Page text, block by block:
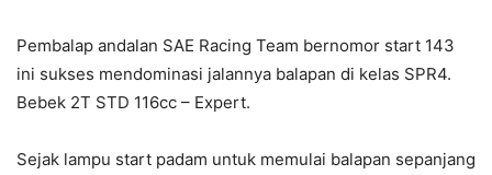
Pembalap andalan SAE Racing Team bernomor start 143
ini sukses mendominasi jalannya balapan di kelas SPR4.
Bebek 2T STD 116cc – Expert.
​Sejak lampu start padam untuk memulai balapan sepanjang